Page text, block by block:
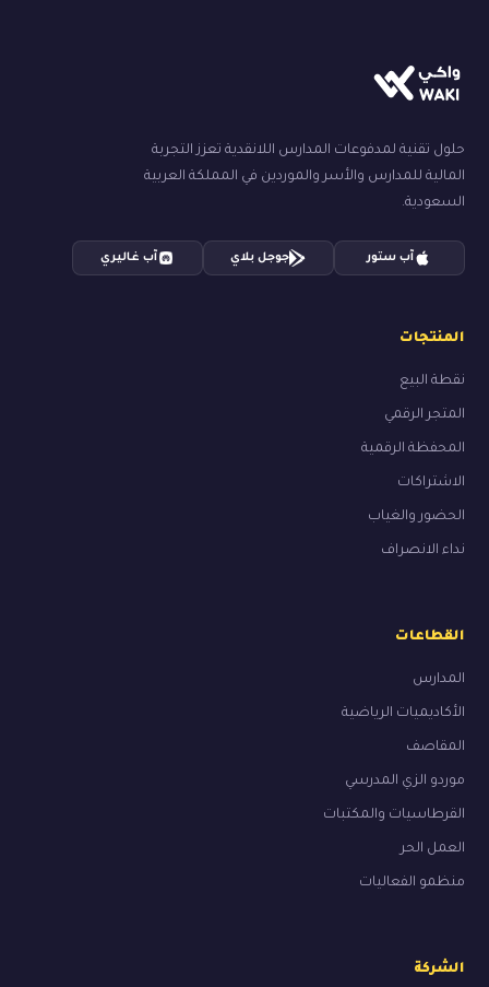
حلول تقنية لمدفوعات المدارس اللانقدية تعزز التجربة
المالية للمدارس والأسر والموردين في المملكة العربية
السعودية.
آب ستور جوجل بلاي آب غاليري
المنتجات
نقطة البيع
المتجر الرقمي
المحفظة الرقمية
الاشتراكات
الحضور والغياب
نداء الانصراف
القطاعات
المدارس
الأكاديميات الرياضية
المقاصف
موردو الزي المدرسي
القرطاسيات والمكتبات
العمل الحر
منظمو الفعاليات
الشركة